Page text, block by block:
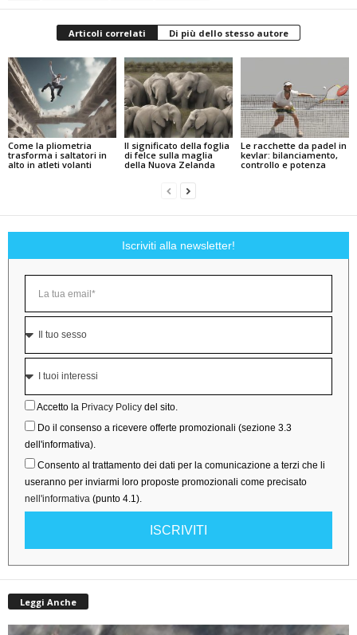
Articoli correlati Di più dello stesso autore
Come la pliometria
trasforma i saltatori in
alto in atleti volanti
Il significato della foglia
di felce sulla maglia
della Nuova Zelanda
Le racchette da padel in
kevlar: bilanciamento,
controllo e potenza
Iscriviti alla newsletter!
Accetto la Privacy Policy del sito.
Do il consenso a ricevere offerte promozionali (sezione 3.3
dell'informativa).
Consento al trattamento dei dati per la comunicazione a terzi che li
useranno per inviarmi loro proposte promozionali come precisato
nell'informativa (punto 4.1).
ISCRIVITI
Leggi Anche